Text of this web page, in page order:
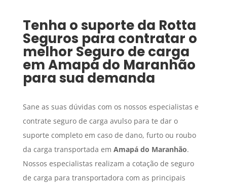
Tenha o suporte da Rotta
Seguros para contratar o
melhor Seguro de carga
emAmapá do Maranhão
para sua demanda
Sane as suas dúvidas com os nossos especialistas e
contrate seguro de carga avulso para te dar o
suporte completo em caso de dano, furto ou roubo
da carga transportada em Amapá do Maranhão.
Nossos especialistas realizam a cotação de seguro
de carga para transportadora com as principais